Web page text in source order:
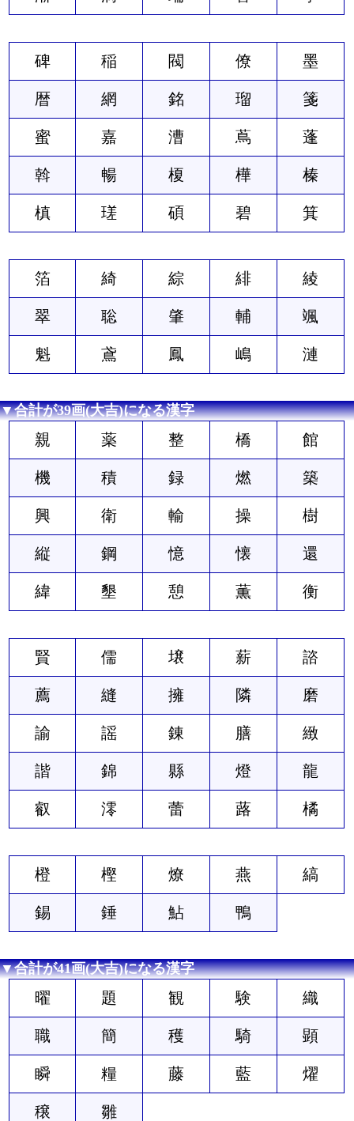
碑 稲 閥 僚 墨
暦 網 銘 瑠 箋
蜜 嘉 漕 蔦 蓬
斡 暢 榎 樺 榛
槙 瑳 碩 碧 箕
箔 綺 綜 緋 綾
翠 聡 肇 輔 颯
魁 鳶 鳳 嶋 漣
▼合計が39画(大吉)になる漢字
親 薬 整 橋 館
機 積 録 燃 築
興 衛 輸 操 樹
縦 鋼 憶 懐 還
緯 墾 憩 薫 衡
賢 儒 壌 薪 諮
薦 縫 擁 隣 磨
諭 謡 錬 膳 緻
諧 錦 縣 燈 龍
叡 澪 蕾 蕗 橘
橙 樫 燎 燕 縞
錫 錘 鮎 鴨
▼合計が41画(大吉)になる漢字
曜 題 観 験 織
職 簡 穫 騎 顕
瞬 糧 藤 藍 燿
穣 雛